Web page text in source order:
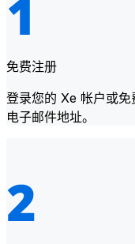
免费注册
登录您的 Xe 帐户或
电子邮件地址。